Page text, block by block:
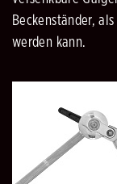
Beckenständer,
werden kann.